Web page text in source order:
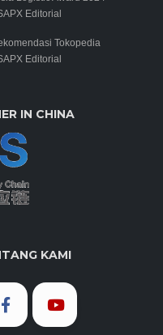
Editorial
Tokopedia
Editorial
IN CHINA
KAMI